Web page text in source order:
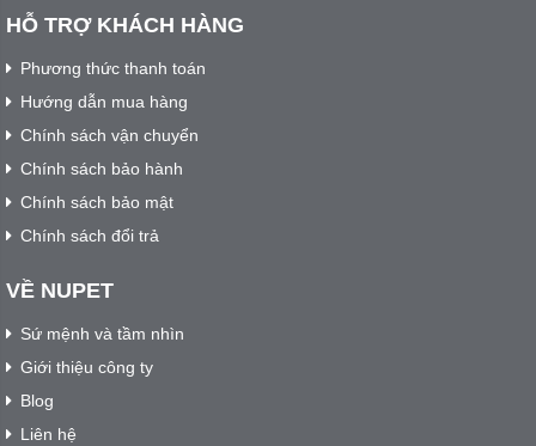
HỖ TRỢ KHÁCH HÀNG
Phương thức thanh toán
Hướng dẫn mua hàng
Chính sách vận chuyển
Chính sách bảo hành
Chính sách bảo mật
Chính sách đổi trả
VỀ NUPET
Sứ mệnh và tầm nhìn
Giới thiệu công ty
Blog
Liên hệ